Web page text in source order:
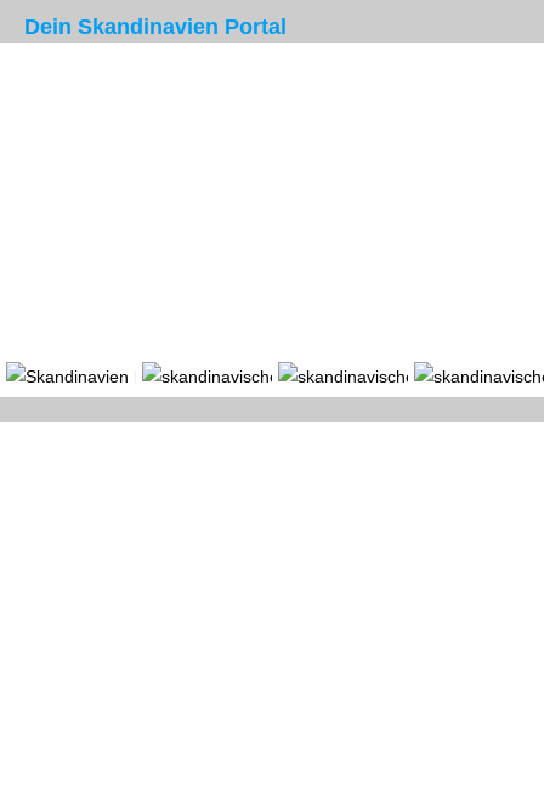
Dein Skandinavien Portal
Portal Länder